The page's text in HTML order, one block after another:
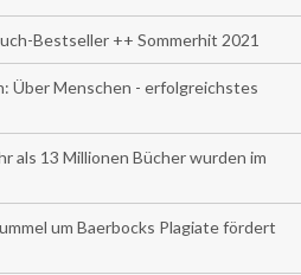
Bestseller ++ Sommerhit 2021
Über Menschen - erfolgreichstes
als 13 Millionen Bücher wurden im
um Baerbocks Plagiate fördert